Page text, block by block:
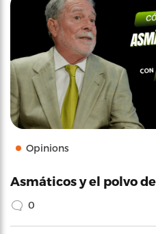
Opinions
Asmáticos y el polvo
0